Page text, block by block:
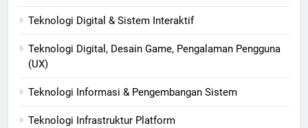
Teknologi Digital & Sistem Interaktif
Teknologi Digital, Desain Game, Pengalaman Pengguna
(UX)
Teknologi Informasi & Pengembangan Sistem
Teknologi Infrastruktur Platform